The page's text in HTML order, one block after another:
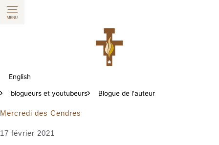
Aller
au
English
blogueurs et youtubeurs Blogue de l'auteur
Mercredi des Cendres
17 février 2021